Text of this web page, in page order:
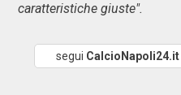
caratteristiche giuste".
segui CalcioNapoli24.it